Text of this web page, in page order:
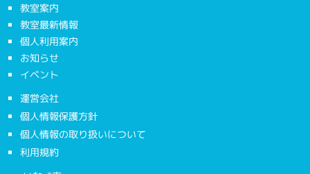
教室案内
教室最新情報
個人利用案内
お知らせ
イベント
運営会社
個人情報保護方針
個人情報の取り扱いについて
利用規約